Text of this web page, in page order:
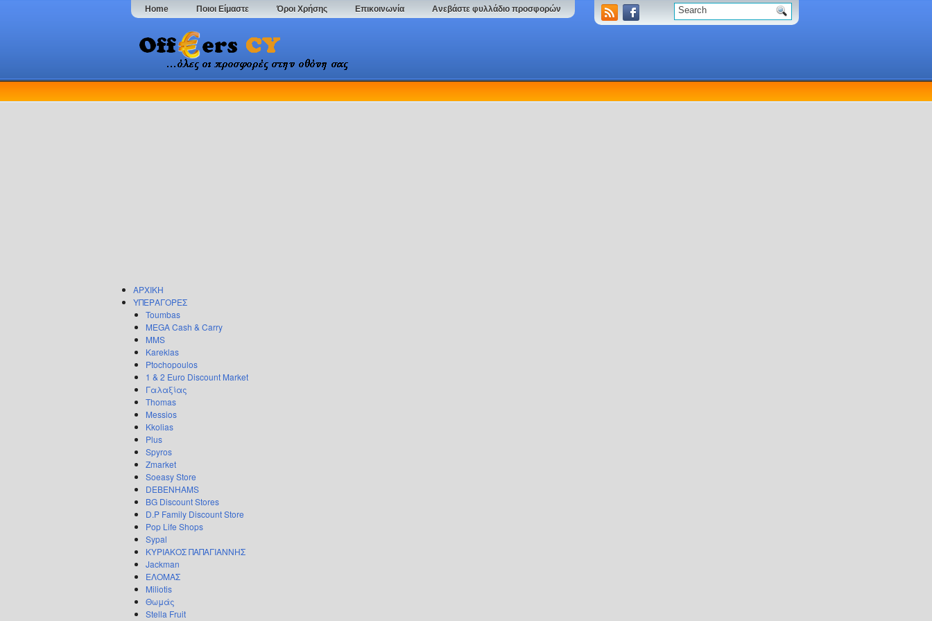
Home Ποιοι Είμαστε Όροι Χρήσης Επικοινωνία Ανεβάστε φυλλάδιο προσφορών
ΑΡΧΙΚΗ
ΥΠΕΡΑΓΟΡΕΣ
Toumbas
MEGA Cash & Carry
MMS
Kareklas
Ptochopoulos
1 & 2 Euro Discount Market
Γαλαξίας
Thomas
Messios
Kkolias
Plus
Spyros
Zmarket
Soeasy Store
DEBENHAMS
BG Discount Stores
D.P Family Discount Store
Pop Life Shops
Sypal
ΚΥΡΙΑΚΟΣ ΠΑΠΑΓΙΑΝΝΗΣ
Jackman
ΕΛΟΜΑΣ
Miliotis
Θωμάς
Stella Fruit